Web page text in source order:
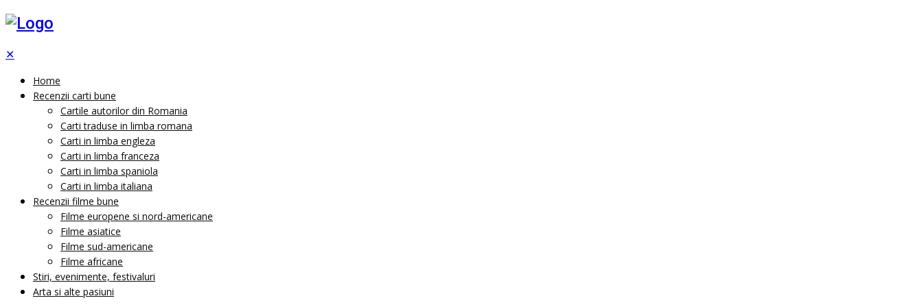
✕
Home
Recenzii carti bune
Cartile autorilor din Romania
Carti traduse in limba romana
Carti in limba engleza
Carti in limba franceza
Carti in limba spaniola
Carti in limba italiana
Recenzii filme bune
Filme europene si nord-americane
Filme asiatice
Filme sud-americane
Filme africane
Stiri, evenimente, festivaluri
Arta si alte pasiuni